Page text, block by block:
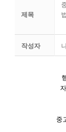
제목
작성자
중